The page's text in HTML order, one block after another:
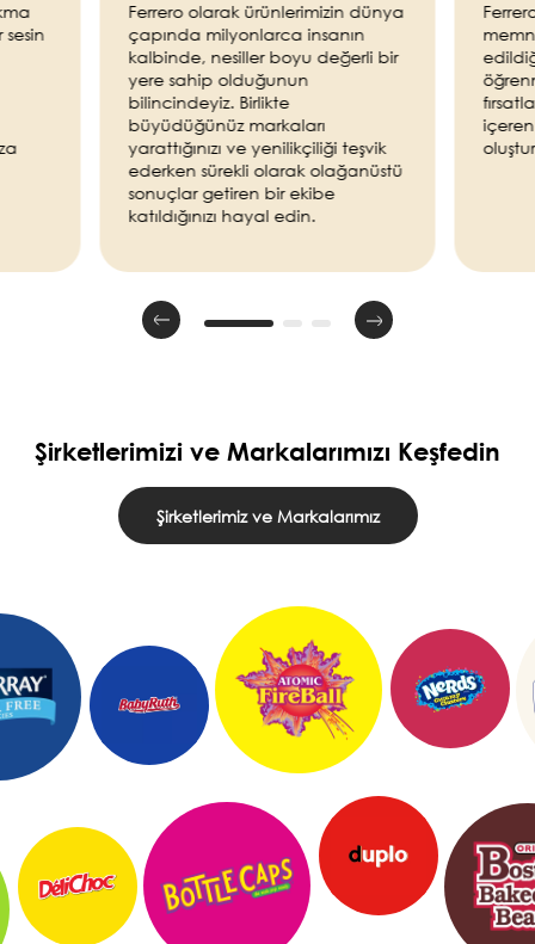
Ferrero olarak ürünlerimizin dünya
çapında milyonlarca insanın
kalbinde, nesiller boyu değerli bir
yere sahip olduğunun
bilincindeyiz. Birlikte
büyüdüğünüz markaları
yarattığınızı ve yenilikçiliği teşvik
ederken sürekli olarak olağanüstü
sonuçlar getiren bir ekibe
katıldığınızı hayal edin.
Şirketlerimizi ve Markalarımızı Keşfedin
Şirketlerimiz ve Markalarımız